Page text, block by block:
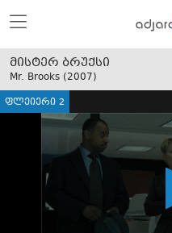
მისტერ ბრუქსი
Mr. Brooks (2007)
ფლეიერი 2